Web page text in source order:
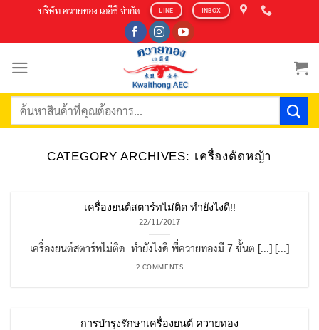
content
บริษัท ควายทอง เออีซี จำกัด LINE INBOX
ค้นหา:
CATEGORY ARCHIVES: เครื่องตัดหญ้า
เครื่องยนต์สตาร์ทไม่ติด ทำยังไงดี!!
22/11/2017
เครื่องยนต์สตาร์ทไม่ติด ทำยังไงดี พี่ควายทองมี 7 ขั้นต [...] [...]
2 COMMENTS
การบำรุงรักษาเครื่องยนต์ ควายทอง